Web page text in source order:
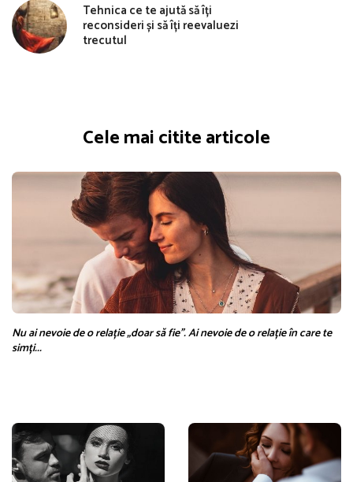
Tehnica ce te ajută să îți
reconsideri și să îți reevaluezi
trecutul
Cele mai citite articole
Nu ai nevoie de o relație „doar să fie”. Ai nevoie de o relație în care te
simți...